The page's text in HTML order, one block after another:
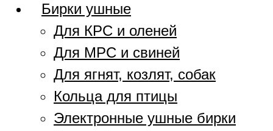
Бирки ушные
Для КРС и оленей
Для МРС и свиней
Для ягнят, козлят, собак
Кольца для птицы
Электронные ушные бирки